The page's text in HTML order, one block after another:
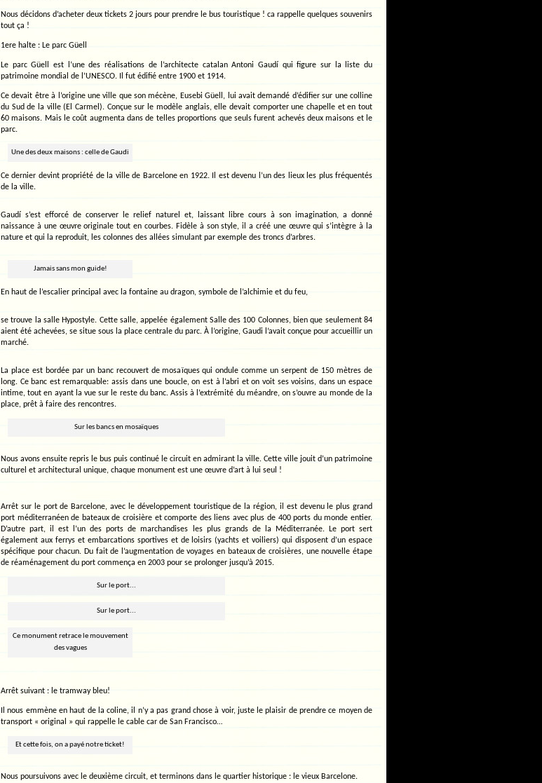
Nous décidons d’acheter deux tickets 2 jours pour prendre le bus touristique ! ca rappelle quelques souvenirs
tout ça !
1ere halte : Le parc Güell
Le parc Güell est l’une des réalisations de l’architecte catalan Antoni Gaudí qui figure sur la liste du
patrimoine mondial de l’UNESCO. Il fut édifié entre 1900 et 1914.
Ce devait être à l’origine une ville que son mécène, Eusebi Güell, lui avait demandé d’édifier sur une colline
du Sud de la ville (El Carmel). Conçue sur le modèle anglais, elle devait comporter une chapelle et en tout
60 maisons. Mais le coût augmenta dans de telles proportions que seuls furent achevés deux maisons et le
parc.
Une des deux maisons : celle de Gaudi
Ce dernier devint propriété de la ville de Barcelone en 1922. Il est devenu l’un des lieux les plus fréquentés
de la ville.
Gaudí s’est efforcé de conserver le relief naturel et, laissant libre cours à son imagination, a donné
naissance à une œuvre originale tout en courbes. Fidèle à son style, il a créé une œuvre qui s’intègre à la
nature et qui la reproduit, les colonnes des allées simulant par exemple des troncs d’arbres.
Jamais sans mon guide!
En haut de l’escalier principal avec la fontaine au dragon, symbole de l’alchimie et du feu,
se trouve la salle Hypostyle. Cette salle, appelée également Salle des 100 Colonnes, bien que seulement 84
aient été achevées, se situe sous la place centrale du parc. À l’origine, Gaudi l’avait conçue pour accueillir un
marché.
La place est bordée par un banc recouvert de mosaïques qui ondule comme un serpent de 150 mètres de
long. Ce banc est remarquable: assis dans une boucle, on est à l’abri et on voit ses voisins, dans un espace
intime, tout en ayant la vue sur le reste du banc. Assis à l’extrémité du méandre, on s’ouvre au monde de la
place, prêt à faire des rencontres.
Sur les bancs en mosaïques
Nous avons ensuite repris le bus puis continué le circuit en admirant la ville. Cette ville jouit d’un patrimoine
culturel et architectural unique, chaque monument est une œuvre d’art à lui seul !
Arrêt sur le port de Barcelone, avec le développement touristique de la région, il est devenu le plus grand
port méditerranéen de bateaux de croisière et comporte des liens avec plus de 400 ports du monde entier.
D’autre part, il est l’un des ports de marchandises les plus grands de la Méditerranée. Le port sert
également aux ferrys et embarcations sportives et de loisirs (yachts et voiliers) qui disposent d’un espace
spécifique pour chacun. Du fait de l’augmentation de voyages en bateaux de croisières, une nouvelle étape
de réaménagement du port commença en 2003 pour se prolonger jusqu’à 2015.
Sur le port...
Sur le port...
Ce monument retrace le mouvement
des vagues
Arrêt suivant : le tramway bleu!
Il nous emmène en haut de la coline, il n’y a pas grand chose à voir, juste le plaisir de prendre ce moyen de
transport « original » qui rappelle le cable car de San Francisco…
Et cette fois, on a payé notre ticket!
Nous poursuivons avec le deuxième circuit, et terminons dans le quartier historique : le vieux Barcelone.